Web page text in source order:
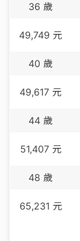
36 歲
49,749 元
40 歲
49,617 元
44 歲
51,407元
48 歲
65,231 元